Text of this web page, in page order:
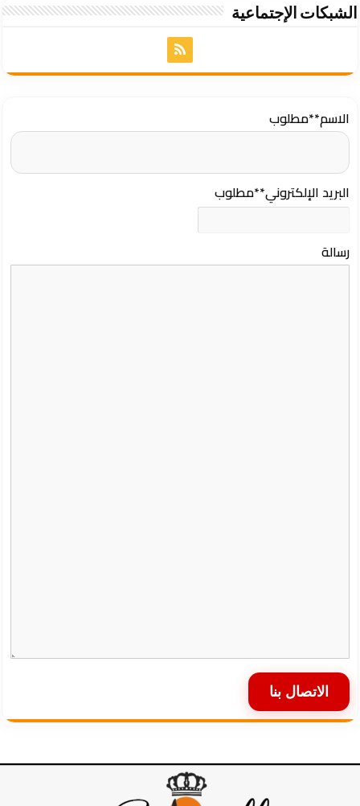
الشبكات الإجتماعية
الاسم**مطلوب
البريد الإلكتروني**مطلوب
رسالة
الاتصال بنا